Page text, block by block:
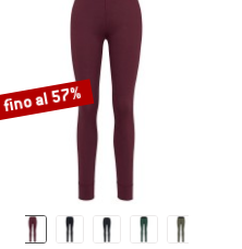
fino al 57%